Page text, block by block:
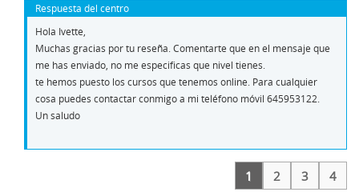
Respuesta del centro
Hola Ivette,
Muchas gracias por tu reseña. Comentarte que en el mensaje que
me has enviado, no me especificas que nivel tienes.
te hemos puesto los cursos que tenemos online. Para cualquier
cosa puedes contactar conmigo a mi teléfono móvil 645953122.
Un saludo
1 2 3 4